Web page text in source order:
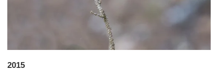
2015